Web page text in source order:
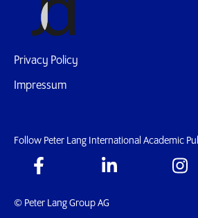
Privacy Policy
Impressum
© Peter Lang Group AG
Follow Peter Lang International Academic